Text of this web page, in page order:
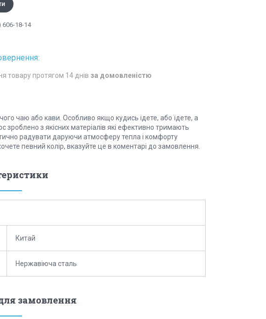
606-18-14
товару протягом 14 днів за домовленістю
чаю або кави. Особливо якщо кудись ідете, або їдете, а
з якісних матеріалів які ефективно тримають
радувати даруючи атмосферу тепла і комфорту
певний колір, вказуйте це в коментарі до замовлення.
Китай
Нержавіюча сталь
замовлення